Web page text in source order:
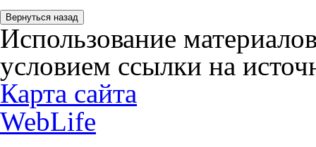
Использование
условием ссылки на
Карта сайта
WebLife